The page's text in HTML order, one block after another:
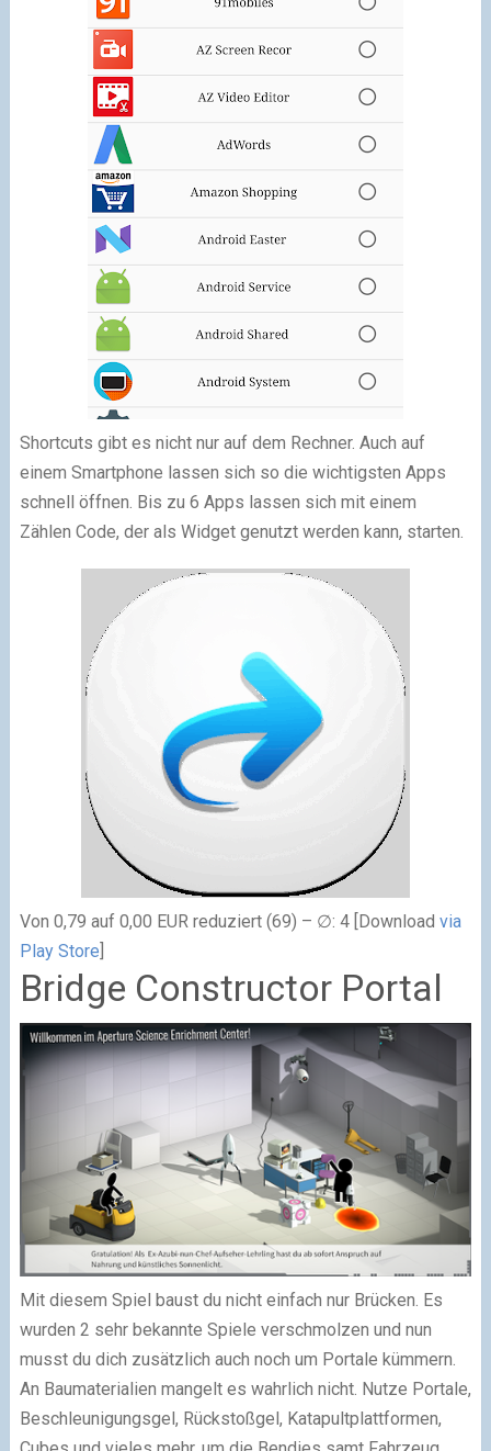
Shortcuts gibt es nicht nur auf dem Rechner. Auch auf
einem Smartphone lassen sich so die wichtigsten Apps
schnell öffnen. Bis zu 6 Apps lassen sich mit einem
Zählen Code, der als Widget genutzt werden kann, starten.
Von 0,79 auf 0,00 EUR reduziert (69) – ∅: 4 [Download via
Play Store]
Bridge Constructor Portal
Mit diesem Spiel baust du nicht einfach nur Brücken. Es
wurden 2 sehr bekannte Spiele verschmolzen und nun
musst du dich zusätzlich auch noch um Portale kümmern.
An Baumaterialien mangelt es wahrlich nicht. Nutze Portale,
Beschleunigungsgel, Rückstoßgel, Katapultplattformen,